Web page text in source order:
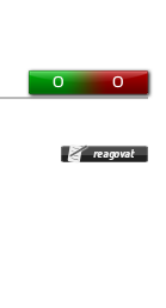
0 0